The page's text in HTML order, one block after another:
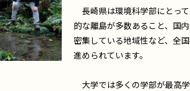
長崎県は環境科学部にとっ
的な離島が多数あること、国
密集している地域性など、全
進められています。
大学では多くの学部が最高